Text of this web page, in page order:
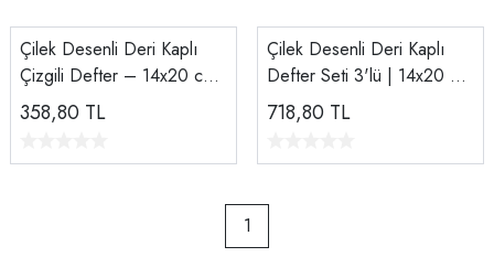
Çilek Desenli Deri Kaplı
Çizgili Defter – 14x20 cm |
168 Yaprak
358,80 TL
Çilek Desenli Deri Kaplı
Defter Seti 3'lü | 14x20 cm
Çizgili Defter, Bozuk Para
Cüzdanı, Makyaj Çantası
718,80 TL
1